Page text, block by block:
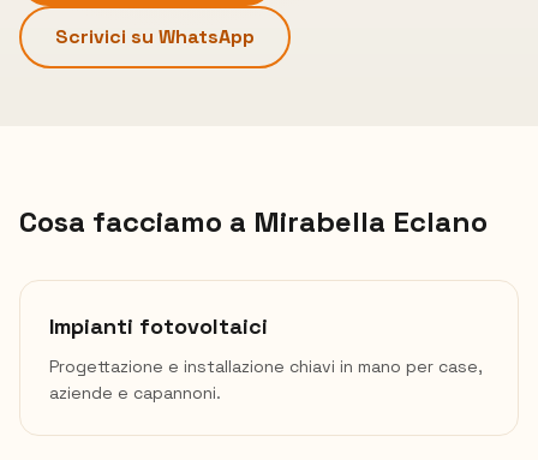
Scrivici su WhatsApp
Cosa facciamo a Mirabella Eclano
Impianti fotovoltaici
Progettazione e installazione chiavi in mano per case,
aziende e capannoni.